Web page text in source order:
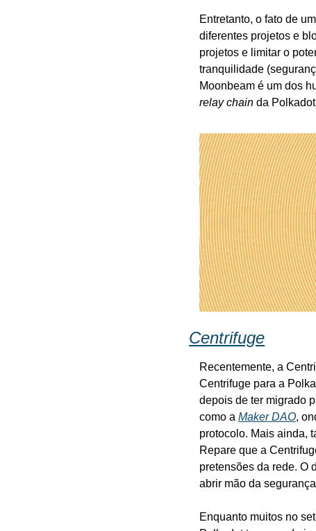
Entretanto, o fato de
diferentes projetos e
projetos e limitar o
tranquilidade
relay chain da
Centrifuge
Recentemente, a
Centrifuge para a
depois de ter migrado
como a Maker DAO,
protocolo. Mais ainda,
Repare que a
pretensões da rede. O
abrir mão da
Enquanto muitos no